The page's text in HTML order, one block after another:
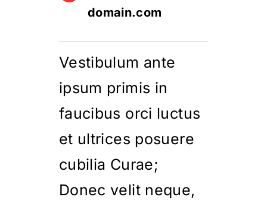
domain.com
Vestibulum ante
ipsum primis in
faucibus orci luctus
et ultrices posuere
cubilia Curae;
Donec velit neque,